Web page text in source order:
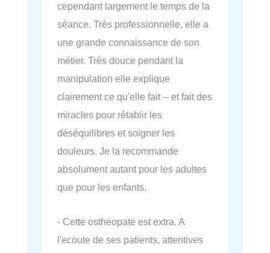
cependant largement le temps de la
séance. Très professionnelle, elle a
une grande connaissance de son
métier. Très douce pendant la
manipulation elle explique
clairement ce qu'elle fait -- et fait des
miracles pour rétablir les
déséquilibres et soigner les
douleurs. Je la recommande
absolument autant pour les adultes
que pour les enfants.
- Cette ostheopate est extra. A
l'ecoute de ses patients, attentives